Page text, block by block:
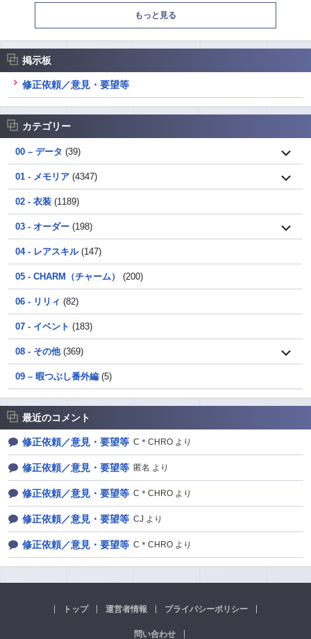
もっと見る
掲示板
修正依頼／意見・要望等
カテゴリー
00 – データ (39)
01 - メモリア (4347)
02 - 衣装 (1189)
03 - オーダー (198)
04 - レアスキル(147)
05 - CHARM（チャーム） (200)
06 - リリィ (82)
07 - イベント (183)
08 - その他(369)
09 – 暇つぶし番外編 (5)
最近のコメント
修正依頼／意見・要望等 C＊CHRO より
修正依頼／意見・要望等 匿名 より
修正依頼／意見・要望等 C＊CHRO より
修正依頼／意見・要望等 CJ より
修正依頼／意見・要望等 C＊CHRO より
トップ 運営者情報 プライバシーポリシー
問い合わせ